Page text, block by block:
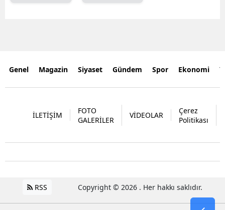
Genel Magazin Siyaset Gündem Spor Ekonomi
İLETİŞİM
FOTO
GALERİLER
VİDEOLAR
Çerez
Politikası
RSS Copyright © 2026 . Her hakkı saklıdır.